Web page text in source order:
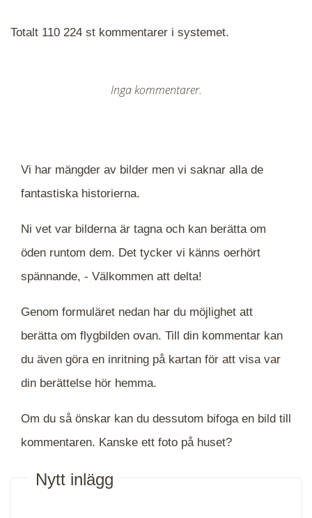
Totalt 110 224 st kommentarer i systemet.
Inga kommentarer.
Vi har mängder av bilder men vi saknar alla de
fantastiska historierna.
Ni vet var bilderna är tagna och kan berätta om
öden runtom dem. Det tycker vi känns oerhört
spännande, - Välkommen att delta!
Genom formuläret nedan har du möjlighet att
berätta om flygbilden ovan. Till din kommentar kan
du även göra en inritning på kartan för att visa var
din berättelse hör hemma.
Om du så önskar kan du dessutom bifoga en bild till
kommentaren. Kanske ett foto på huset?
Nytt inlägg